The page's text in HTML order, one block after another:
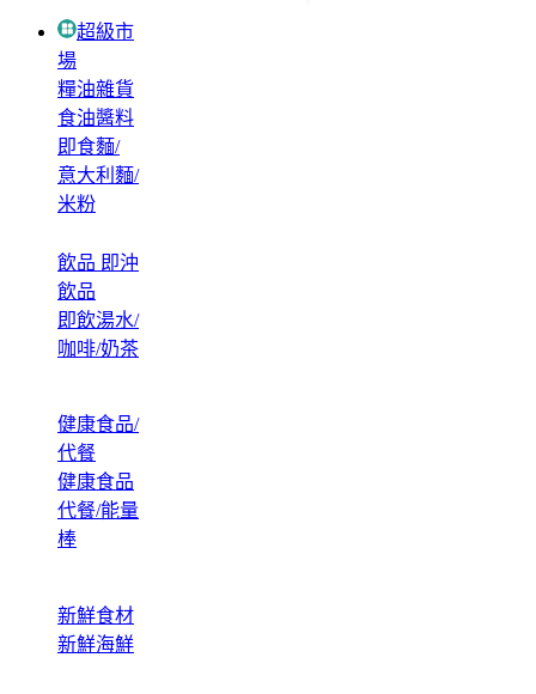
超級市
場
糧油雜貨
食油醬料
即食麵/
意大利麵/
米粉
飲品 即沖
飲品
即飲湯水/
咖啡/奶茶
健康食品/
代餐
健康食品
代餐/能量
棒
新鮮食材
新鮮海鮮